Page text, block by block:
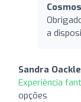
a
Sandra
Experiência
opções